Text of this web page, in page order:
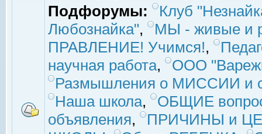
Подфорумы:
Клуб
Любознайка",
МЫ - живые и
ПРАВЛЕНИЕ! Учимся!,
научная работа,
ООО
Размышления о МИССИИ и
Наша школа,
ОБЩИЕ
объявления,
ПРИЧИНЫ и